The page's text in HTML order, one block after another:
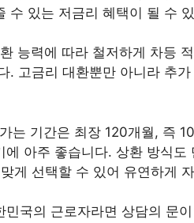
수 있는 저금리 혜택이 될 수
능력에 따라 철저하게 차등
. 고금리 대환뿐만 아니라 추
는 기간은 최장 120개월, 즉
에 아주 좋습니다. 상환 방식도
게 선택할 수 있어 유연하게
국의 근로자라면 상담의 문